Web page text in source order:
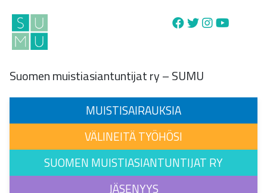
Main Navigation
Suomen muistiasiantuntijat ry – SUMU
MUISTISAIRAUKSIA
VÄLINEITÄ TYÖHÖSI
SUOMEN MUISTIASIANTUNTIJAT RY
JÄSENYYS